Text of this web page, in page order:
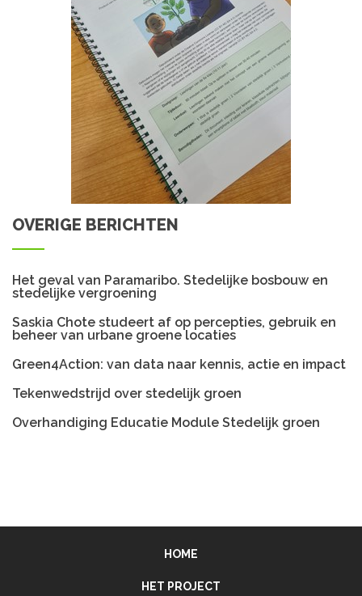
OVERIGE BERICHTEN
Het geval van Paramaribo. Stedelijke bosbouw en
stedelijke vergroening
Saskia Chote studeert af op percepties, gebruik en
beheer van urbane groene locaties
Green4Action: van data naar kennis, actie en impact
Tekenwedstrijd over stedelijk groen
Overhandiging Educatie Module Stedelijk groen
HOME
HET PROJECT